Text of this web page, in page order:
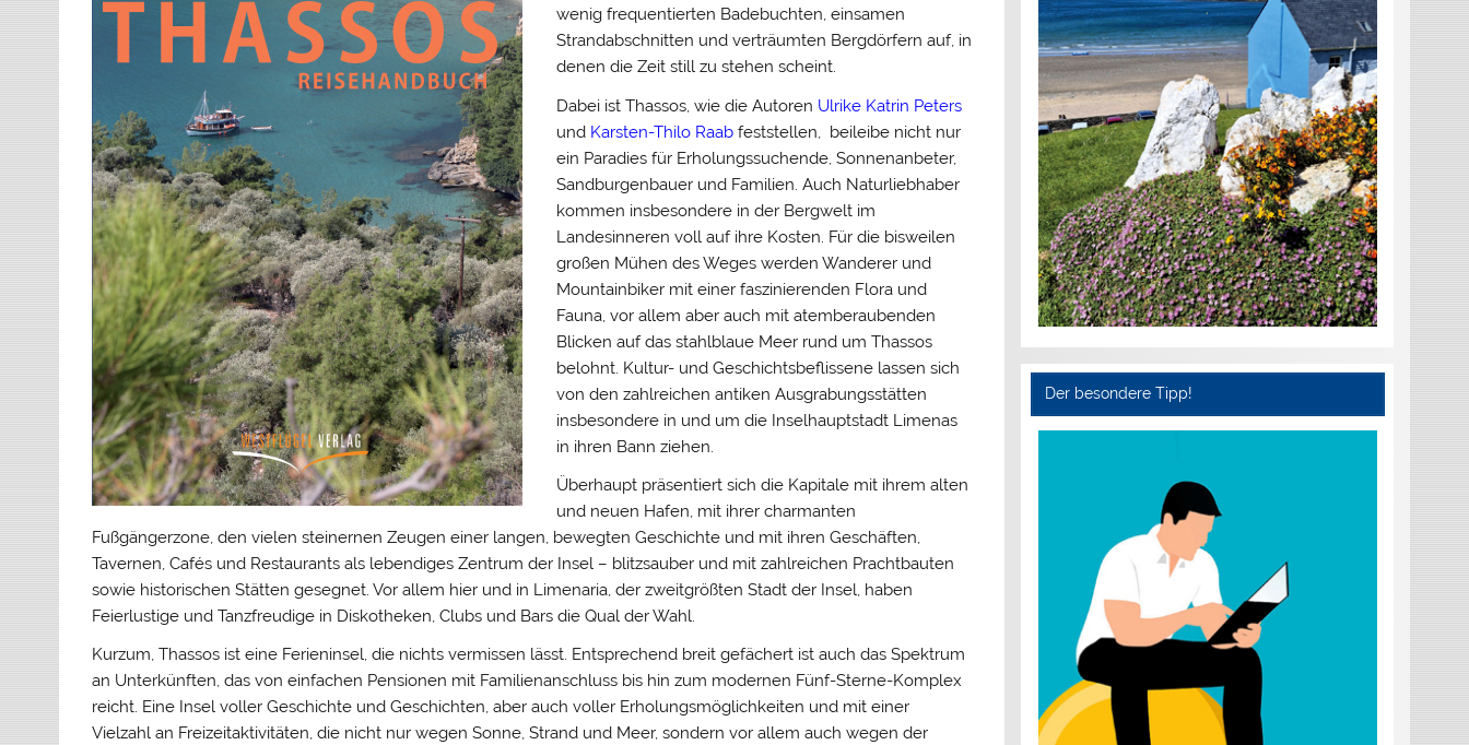
wenig frequentierten Badebuchten, einsamen
Strandabschnitten und verträumten Bergdörfern auf, in
denen die Zeit still zu stehen scheint.
Dabei ist Thassos, wie die Autoren Ulrike Katrin Peters
und Karsten-Thilo Raabfeststellen, beileibe nicht nur
ein Paradies für Erholungssuchende, Sonnenanbeter,
Sandburgenbauer und Familien. Auch Naturliebhaber
kommen insbesondere in der Bergwelt im
Landesinneren voll auf ihre Kosten. Für die bisweilen
großen Mühen des Weges werden Wanderer und
Mountainbiker mit einer faszinierenden Flora und
Fauna, vor allem aber auch mit atemberaubenden
Blicken auf das stahlblaue Meer rund um Thassos
belohnt. Kultur- und Geschichtsbeflissene lassen sich
von den zahlreichen antiken Ausgrabungsstätten
insbesondere in und um die Inselhauptstadt Limenas
in ihren Bann ziehen.
Überhaupt präsentiert sich die Kapitale mit ihrem alten
und neuen Hafen, mit ihrer charmanten
Fußgängerzone, den vielen steinernen Zeugen einer langen, bewegten Geschichte und mit ihren Geschäften,
Tavernen, Cafés und Restaurants als lebendiges Zentrum der Insel – blitzsauber und mit zahlreichen Prachtbauten
sowie historischen Stätten gesegnet. Vor allem hier und in Limenaria, der zweitgrößten Stadt der Insel, haben
Feierlustige und Tanzfreudige in Diskotheken, Clubs und Bars die Qual der Wahl.
Kurzum, Thassos ist eine Ferieninsel, die nichts vermissen lässt. Entsprechend breit gefächert ist auch das Spektrum
an Unterkünften, das von einfachen Pensionen mit Familienanschluss bis hin zum modernen Fünf-Sterne-Komplex
reicht. Eine Insel voller Geschichte und Geschichten, aber auch voller Erholungsmöglichkeiten und mit einer
Vielzahl an Freizeitaktivitäten, die nicht nur wegen Sonne, Strand und Meer, sondern vor allem auch wegen der
Der besondere Tipp!